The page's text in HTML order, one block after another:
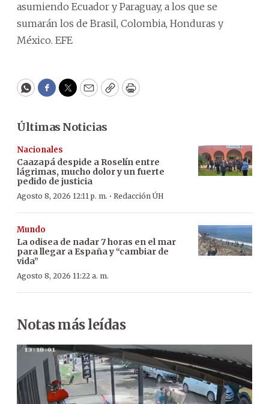
asumiendo Ecuador y Paraguay, a los que se
sumarán los de Brasil, Colombia, Honduras y
México. EFE
WhatsApp
Facebook
Twitter
EmailCopyPrint
Últimas Noticias
Nacionales
Caazapá despide a Roselín entre
lágrimas, mucho dolor y un fuerte
pedido de justicia
Agosto 8, 2026 12:11 p. m. · Redacción ÚH
Mundo
La odisea de nadar 7 horas en el mar
para llegar a España y “cambiar de
vida”
Agosto 8, 2026 11:22 a. m.
Notas más leídas